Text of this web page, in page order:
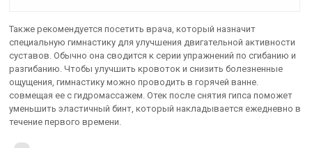
Также рекомендуется посетить врача, который назначит
специальную гимнастику для улучшения двигательной активности
суставов. Обычно она сводится к серии упражнений по сгибанию и
разгибанию. Чтобы улучшить кровоток и снизить болезненные
ощущения, гимнастику можно проводить в горячей ванне.
совмещая ее с гидромассажем. Отек после снятия гипса поможет
уменьшить эластичный бинт, который накладывается ежедневно в
течение первого времени.